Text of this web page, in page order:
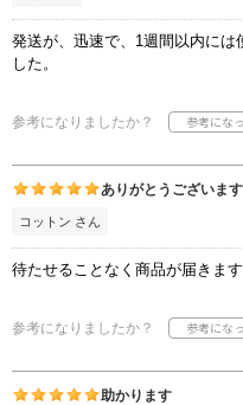
発送が、迅速で、1週間以内には
した。
参考になりましたか？
ありがとうございます
コットン さん
待たせることなく商品が届きます
参考になりましたか？
助かります